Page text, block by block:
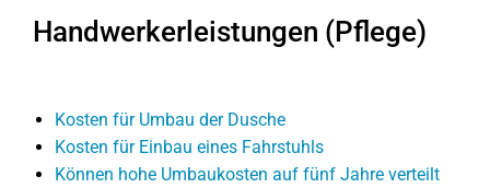
Handwerkerleistungen (Pflege)
Kosten für Umbau der Dusche
Kosten für Einbau eines Fahrstuhls
Können hohe Umbaukosten auf fünf Jahre verteilt